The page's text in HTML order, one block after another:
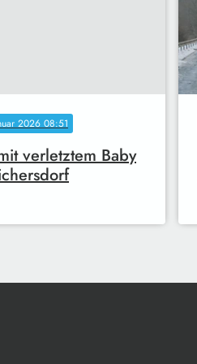
2026 08:51
verletztem Baby